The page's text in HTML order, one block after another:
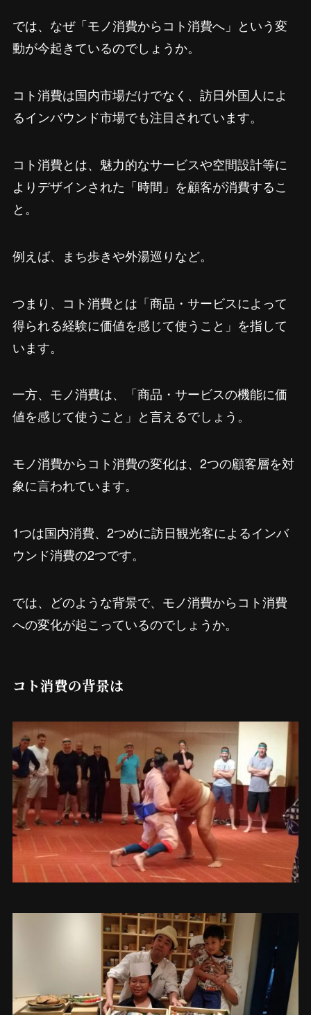
では、なぜ「モノ消費からコト消費へ」という変
動が今起きているのでしょうか。
コト消費は国内市場だけでなく、訪日外国人によ
るインバウンド市場でも注目されています。
コト消費とは、魅力的なサービスや空間設計等に
よりデザインされた「時間」を顧客が消費するこ
と。
例えば、まち歩きや外湯巡りなど。
つまり、コト消費とは「商品・サービスによって
得られる経験に価値を感じて使うこと」を指して
います。
一方、モノ消費は、「商品・サービスの機能に価
値を感じて使うこと」と言えるでしょう。
モノ消費からコト消費の変化は、2つの顧客層を対
象に言われています。
1つは国内消費、2つめに訪日観光客によるインバ
ウンド消費の2つです。
では、どのような背景で、モノ消費からコト消費
への変化が起こっているのでしょうか。
コト消費の背景は